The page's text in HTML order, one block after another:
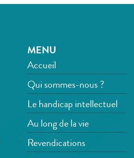
MENU
Accueil
Qui sommes-nous ?
Le handicap intellectuel
Au long de la vie
Revendications